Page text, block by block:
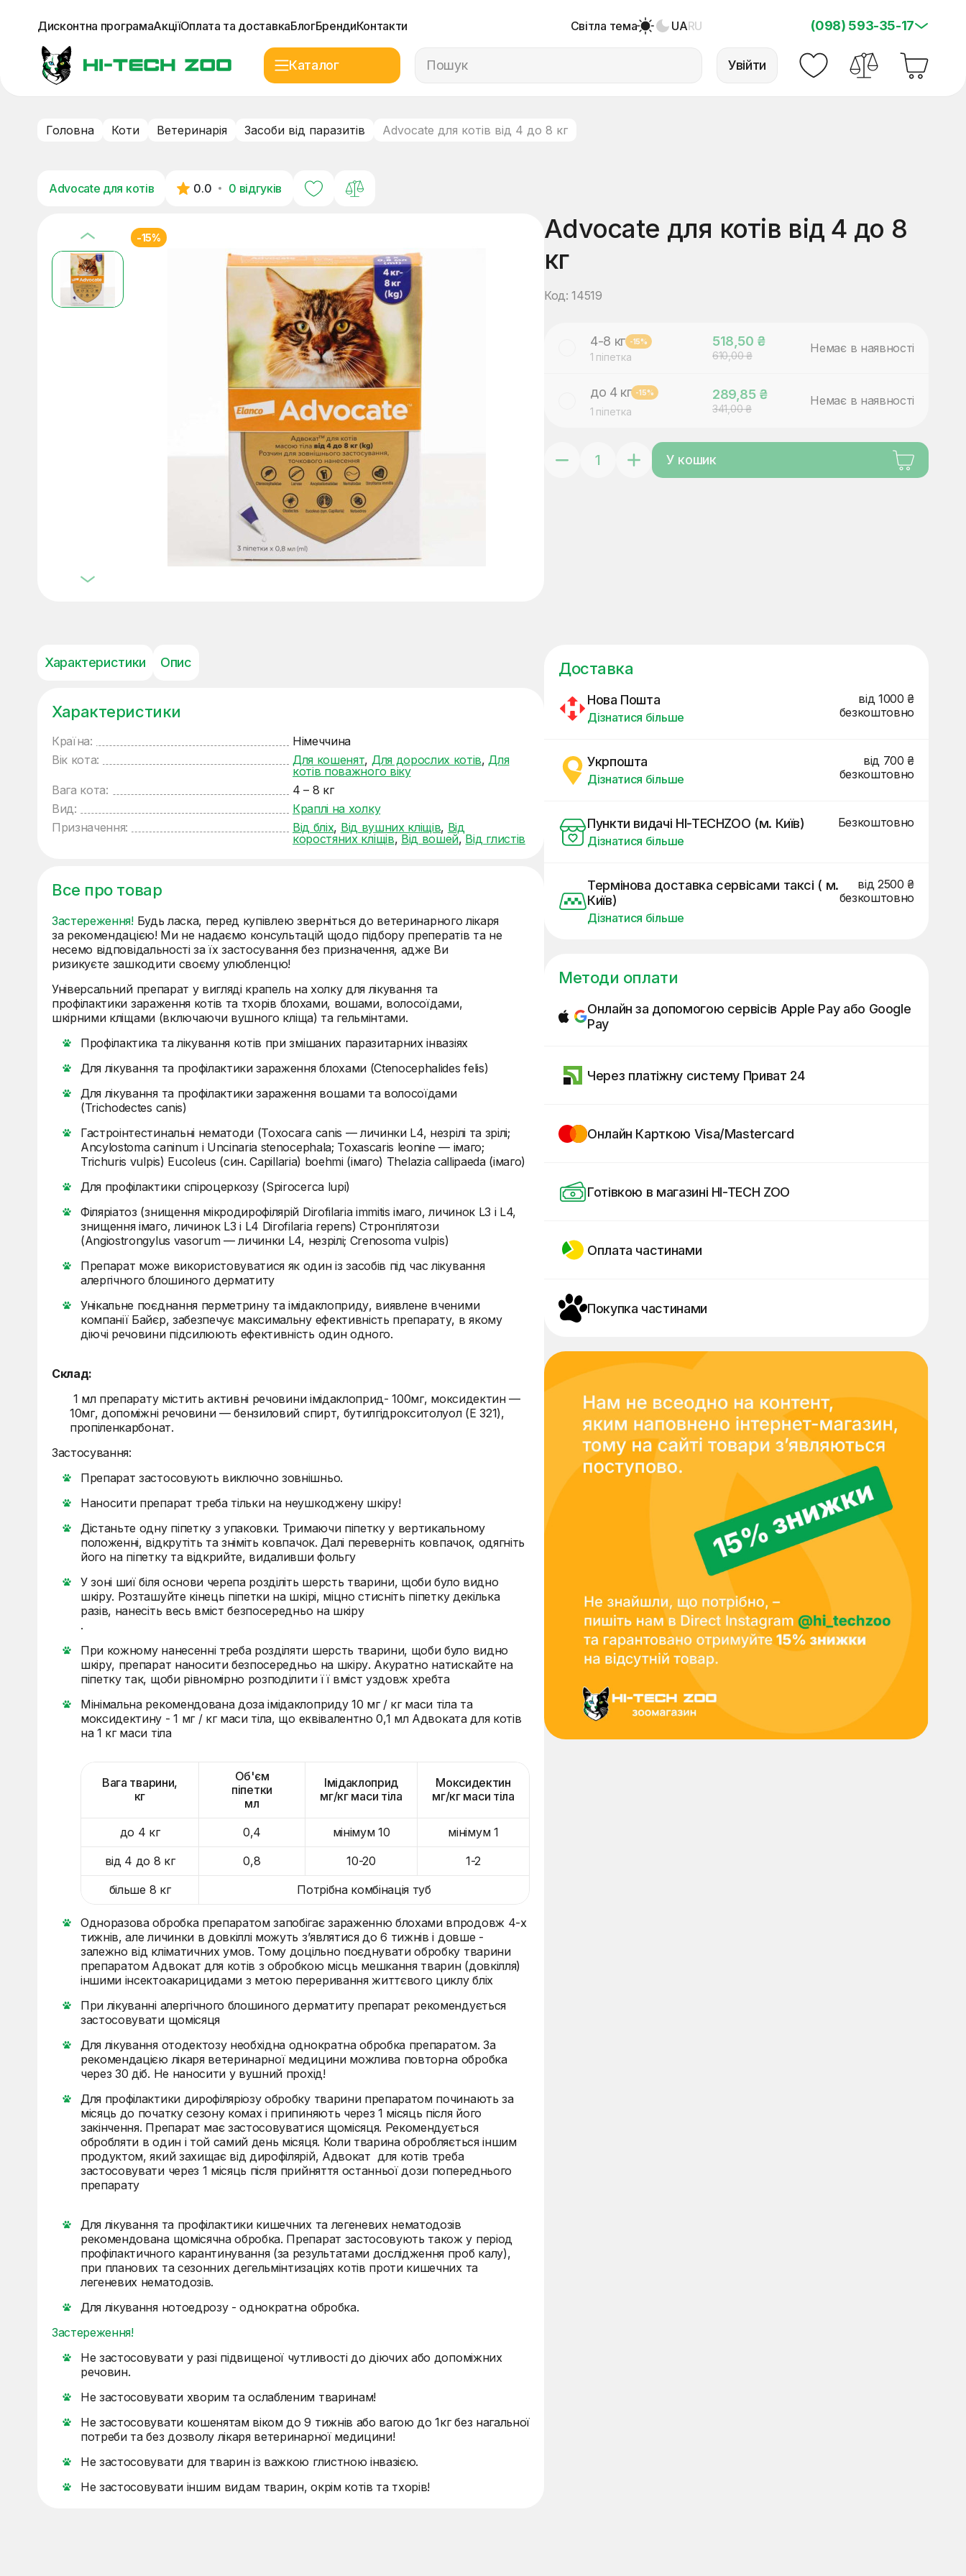
Дисконтна програмаАкціїОплата та доставкаБлогБрендиКонтакти Світла тема UARU (098) 593-35-17
Каталог Увійти
Головна Коти Ветеринарія Засоби від паразитів Advocate для котів від 4 до 8 кг
Advocate для котів 0.0 0 відгуків
-15%
Advocate для котів від 4 до 8
кг
Код: 14519
4-8 кг -15%
1 піпетка
518,50 ₴
610,00 ₴
Немає в наявності
до 4 кг -15%
1 піпетка
289,85 ₴
341,00 ₴
Немає в наявності
У кошик
Характеристики Опис
Характеристики
Країна:
Німеччина
Вік кота:
Для кошенят, Для дорослих котів,Для
котів поважного віку
Вага кота:
4 – 8 кг
Вид:
Краплі на холку
Призначення:
Від бліх, Від вушних кліщів, Від
коростяних кліщів, Від вошей, Від глистів
Все про товар
Застереження!Будь ласка, перед купівлею зверніться до ветеринарного лікаря
за рекомендацією! Ми не надаємо консультацій щодо підбору преператів та не
несемо відповідальності за їх застосування без призначення, адже Ви
ризикуєте зашкодити своєму улюбленцю!
Універсальний препарат у вигляді крапель на холку для лікування та
профілактики зараження котів та тхорів блохами, вошами, волосоїдами,
шкірними кліщами (включаючи вушного кліща) та гельмінтами.
Профілактика та лікування котів при змішаних паразитарних інвазіях
Для лікування та профілактики зараження блохами (Ctenocephalides felis)
Для лікування та профілактики зараження вошами та волосоїдами
(Trichodectes canis)
Гастроінтестинальні нематоди (Toxocara canis — личинки L4, незрілі та зрілі;
Ancylostoma caninum і Uncinaria stenocephala; Toxascaris leonine — імаго;
Trichuris vulpis) Eucoleus (син. Capillaria) boehmi (імаго) Thelazia callipaeda (імаго)
Для профілактики спіроцеркозу (Spirocerca lupi)
Філяріатоз (знищення мікродирофілярій Dirofilaria immitis імаго, личинок L3 і L4,
знищення імаго, личинок L3 і L4 Dirofilaria repens) Стронгілятози
(Angiostrongylus vasorum — личинки L4, незрілі; Сrenosoma vulpis)
Препарат може використовуватися як один із засобів під час лікування
алергічного блошиного дерматиту
Унікальне поєднання перметрину та імідаклоприду, виявлене вченими
компанії Байєр, забезпечує максимальну ефективність препарату, в якому
діючі речовини підсилюють ефективність один одного.
Склад:
1 мл препарату містить активні речовини імідаклоприд- 100мг, моксидектин —
10мг, допоміжні речовини — бензиловий спирт, бутилгідрокситолуол (Е 321),
пропіленкарбонат.
Застосування:
Препарат застосовують виключно зовнішньо.
Наносити препарат треба тільки на неушкоджену шкіру!
Дістаньте одну піпетку з упаковки. Тримаючи піпетку у вертикальному
положенні, відкрутіть та зніміть ковпачок. Далі переверніть ковпачок, одягніть
його на піпетку та відкрийте, видаливши фольгу
У зоні шиї біля основи черепа розділіть шерсть тварини, щоби було видно
шкіру. Розташуйте кінець піпетки на шкірі, міцно стисніть піпетку декілька
разів, нанесіть весь вміст безпосередньо на шкіру
.
При кожному нанесенні треба розділяти шерсть тварини, щоби було видно
шкіру, препарат наносити безпосередньо на шкіру. Акуратно натискайте на
піпетку так, щоби рівномірно розподілити її вміст уздовж хребта
Мінімальна рекомендована доза імідаклоприду 10 мг / кг маси тіла та
моксидектину - 1 мг / кг маси тіла, що еквівалентно 0,1 мл Адвоката для котів
на 1 кг маси тіла
Вага тварини,
кг
Об'єм
піпетки
мл
Імідаклоприд
мг/кг маси тіла
Моксидектин
мг/кг маси тіла
до 4 кг 0,4 мінімум 10
мінімум 1
від 4 до 8 кг
0,8 10-20
1-2
більше 8 кг
Потрібна комбінація туб
Одноразова обробка препаратом запобігає зараженню блохами впродовж 4-х
тижнів, але личинки в довкіллі можуть з’являтися до 6 тижнів і довше -
залежно від кліматичних умов. Тому доцільно поєднувати обробку тварини
препаратом Адвокат для котів з обробкою місць мешкання тварин (довкілля)
іншими інсектоакарицидами з метою переривання життєвого циклу бліх
При лікуванні алергічного блошиного дерматиту препарат рекомендується
застосовувати щомісяця
Для лікування отодектозу необхідна однократна обробка препаратом. За
рекомендацією лікаря ветеринарної медицини можлива повторна обробка
через 30 діб. Не наносити у вушний прохід!
Для профілактики дирофіляріозу обробку тварини препаратом починають за
місяць до початку сезону комах і припиняють через 1 місяць після його
закінчення. Препарат має застосовуватися щомісяця. Рекомендується
обробляти в один і той самий день місяця. Коли тварина обробляється іншим
продуктом, який захищає від дирофілярій, Адвокат для котів треба
застосовувати через 1 місяць після прийняття останньої дози попереднього
препарату
Для лікування та профілактики кишечних та легеневих нематодозів
рекомендована щомісячна обробка. Препарат застосовують також у період
профілактичного карантинування (за результатами дослідження проб калу),
при планових та сезонних дегельмінтизаціях котів проти кишечних та
легеневих нематодозів.
Для лікування нотоедрозу - однократна обробка.
Застереження!
Не застосовувати у разі підвищеної чутливості до діючих або допоміжних
речовин.
Не застосовувати хворим та ослабленим тваринам!
Не застосовувати кошенятам віком до 9 тижнів або вагою до 1кг без нагальної
потреби та без дозволу лікаря ветеринарної медицини!
Не застосовувати для тварин із важкою глистною інвазією.
Не застосовувати іншим видам тварин, окрім котів та тхорів!
Доставка
Нова Пошта
Дізнатися більше
від 1000 ₴
безкоштовно
Укрпошта
Дізнатися більше
від 700 ₴
безкоштовно
Пункти видачі HI-TECHZOO (м. Київ)
Дізнатися більше
Безкоштовно
Термінова доставка сервісами таксі ( м.
Київ)
Дізнатися більше
від 2500 ₴
безкоштовно
Методи оплати
Онлайн за допомогою сервісів Apple Pay або Google
Pay
Через платіжну систему Приват 24
Онлайн Карткою Visa/Mastercard
Готівкою в магазині HI-TECH ZOO
Оплата частинами
Покупка частинами